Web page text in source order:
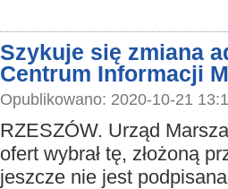
Szykuje się zmiana
Centrum Informacji
Opublikowano: 2020-10-21
RZESZÓW. Urząd
ofert wybrał tę, złożoną
jeszcze nie jest